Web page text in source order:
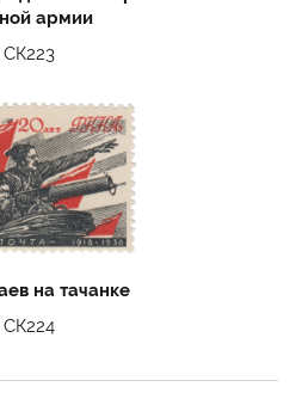
армии
СК223
на тачанке
СК224